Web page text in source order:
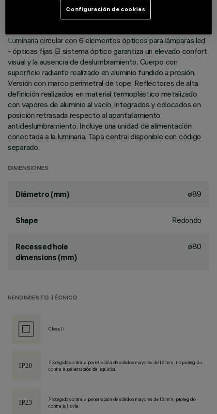
Luminaria circular con 6 elementos ópticos para lámparas led
- ópticas fijas El sistema óptico garantiza un elevado confort
visual y la ausencia de deslumbramiento. Cuerpo con
superficie radiante realizado en aluminio fundido a presión.
Versión con marco perimetral de tope. Reflectores de alta
definición realizados en material termoplástico metalizado
con vapores de aluminio al vacío, integrados y colocados en
posición retrasada respecto al apantallamiento
antideslumbramiento. Incluye una unidad de alimentación
conectada a la luminaria. Tapa central disponible con código
separado.
DIMENSIONES
Diámetro (mm) ø89
Shape Redondo
Recessed hole
dimensions (mm)
ø80
RENDIMIENTO TÉCNICO
Class II
Protegido contra la penetración de sólidos mayores de 12 mm, no protegido
contra la penetración de líquidos.
Protegido contra la penetración de sólidos mayores de 12 mm, protegido
contra la lluvia.
Configuración de cookies